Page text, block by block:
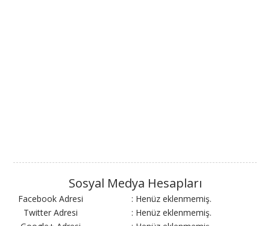
Sosyal Medya Hesapları
Facebook Adresi
: Henüz eklenmemiş.
Twitter Adresi
: Henüz eklenmemiş.